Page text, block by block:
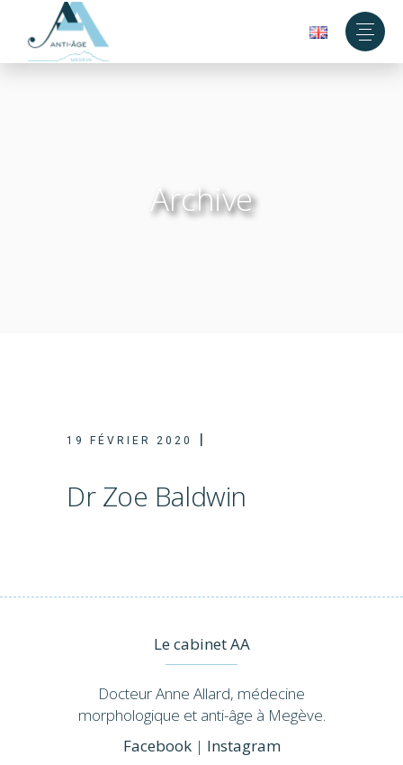
Archive
19 FÉVRIER 2020
Dr Zoe Baldwin
Le cabinet AA
Docteur Anne Allard, médecine
morphologique et anti-âge à Megève.
Facebook | Instagram